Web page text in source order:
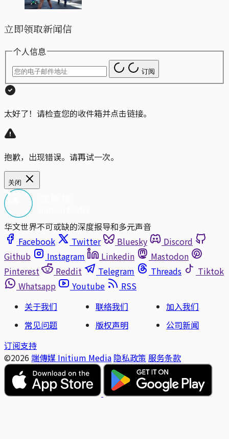
立即领取新闻信
个人信息
订阅
太好了！请检查您的收件箱并点击链接。
抱歉，出现错误。请再试一次。
关闭
华文世界不可或缺的深度报导和多元声音
Facebook
Twitter Bluesky
Discord
Github
Instagram Linkedin
Mastodon
Pinterest
Reddit Telegram Threads
Tiktok
Whatsapp
Youtube
RSS
关于我们
联络我们
加入我们
常见问题
版权声明
公司新闻
订阅支持
©2026 端傳媒 Initium Media 隐私政策 服务条款